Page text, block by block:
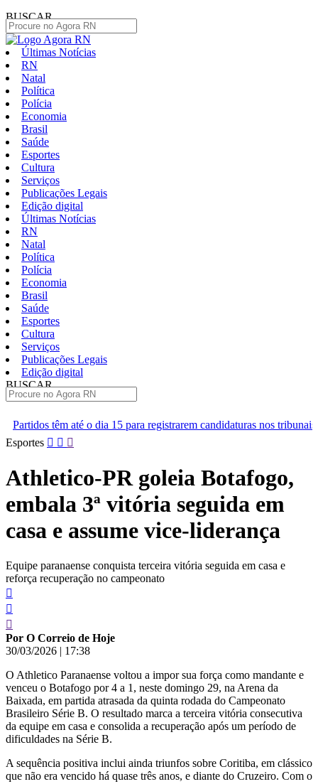
BUSCAR
Últimas Notícias
RN
Natal
Política
Polícia
Economia
Brasil
Saúde
Esportes
Cultura
Serviços
Publicações Legais
Edição digital
Últimas Notícias
RN
Natal
Política
Polícia
Economia
Brasil
Saúde
Esportes
Cultura
Serviços
Publicações Legais
Edição digital
BUSCAR
15 para registrarem candidaturas nos tribunais
Senai RN abre 2
Pular
para
conteúdo
Esportes
Athletico-PR goleia Botafogo,
embala 3ª vitória seguida em
casa e assume vice-liderança
Equipe paranaense conquista terceira vitória seguida em casa e
reforça recuperação no campeonato
Por O Correio de Hoje
30/03/2026 | 17:38
O Athletico Paranaense voltou a impor sua força como mandante e
venceu o Botafogo por 4 a 1, neste domingo 29, na Arena da
Baixada, em partida atrasada da quinta rodada do Campeonato
Brasileiro Série B. O resultado marca a terceira vitória consecutiva
da equipe em casa e consolida a recuperação após um período de
dificuldades na Série B.
A sequência positiva inclui ainda triunfos sobre Coritiba, em clássico
que não era vencido há quase três anos, e diante do Cruzeiro. Com o